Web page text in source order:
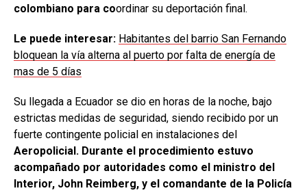
colombiano para coordinar su deportación final.
Le puede interesar: Habitantes del barrio San Fernando
bloquean la vía alterna al puerto por falta de energía de
mas de 5 días
Su llegada a Ecuador se dio en horas de la noche, bajo
estrictas medidas de seguridad, siendo recibido por un
fuerte contingente policial en instalaciones del
Aeropolicial. Durante el procedimiento estuvo
acompañado por autoridades como el ministro del
Interior, John Reimberg, y el comandante de la Policía